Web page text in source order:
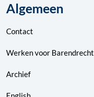
Algemeen
Contact
Werken voor Barendrecht
Archief